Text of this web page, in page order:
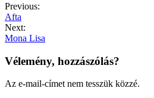
Previous:
Afta
Next:
Mona Lisa
Vélemény, hozzászólás?
Az e-mail-címet nem tesszük közzé.